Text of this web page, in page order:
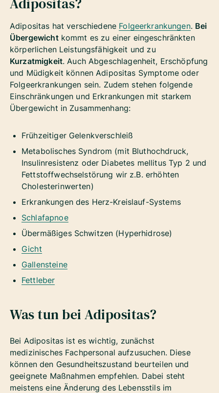
Adipositas hat verschiedene Folgeerkrankungen. Bei
Übergewichtkommt es zu einer eingeschränkten
körperlichen Leistungsfähigkeit und zu
Kurzatmigkeit. Auch Abgeschlagenheit, Erschöpfung
und Müdigkeit können Adipositas Symptome oder
Folgeerkrankungen sein. Zudem stehen folgende
Einschränkungen und Erkrankungen mit starkem
Übergewicht in Zusammenhang:
Frühzeitiger Gelenkverschleiß
Metabolisches Syndrom (mit Bluthochdruck,
Insulinresistenz oder Diabetes mellitus Typ 2 und
Fettstoffwechselstörung wir z.B. erhöhten
Cholesterinwerten)
Erkrankungen des Herz-Kreislauf-Systems
Schlafapnoe
Übermäßiges Schwitzen (Hyperhidrose)
Gicht
Gallensteine
Fettleber
Was tun bei Adipositas?
Bei Adipositas ist es wichtig, zunächst
medizinisches Fachpersonal aufzusuchen. Diese
können den Gesundheitszustand beurteilen und
geeignete Maßnahmen empfehlen. Dabei steht
meistens eine Änderung des Lebensstils im